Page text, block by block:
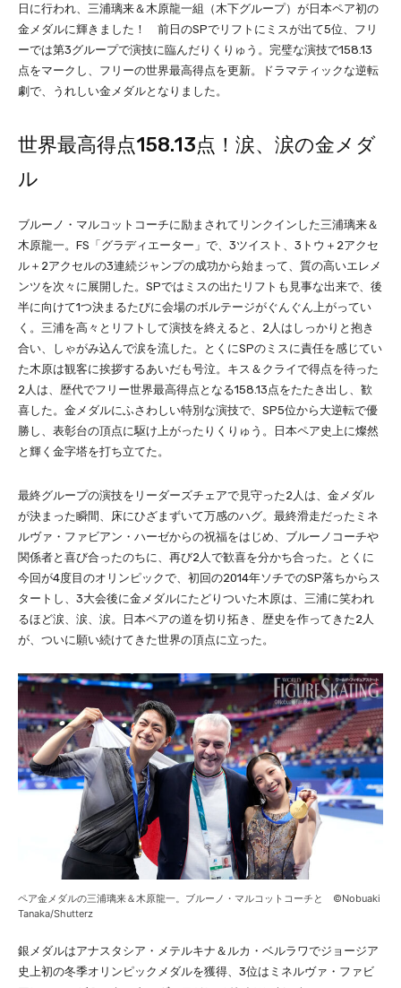
日に行われ、三浦璃来＆木原龍一組（木下グループ）が日本ペア初の
金メダルに輝きました！ 前日のSPでリフトにミスが出て5位、フリ
ーでは第3グループで演技に臨んだりくりゅう。完璧な演技で158.13
点をマークし、フリーの世界最高得点を更新。ドラマティックな逆転
劇で、うれしい金メダルとなりました。
世界最高得点158.13点！涙、涙の金メダ
ル
ブルーノ・マルコットコーチに励まされてリンクインした三浦璃来＆
木原龍一。FS「グラディエーター」で、3ツイスト、3トウ＋2アクセ
ル＋2アクセルの3連続ジャンプの成功から始まって、質の高いエレメ
ンツを次々に展開した。SPではミスの出たリフトも見事な出来で、後
半に向けて1つ決まるたびに会場のボルテージがぐんぐん上がってい
く。三浦を高々とリフトして演技を終えると、2人はしっかりと抱き
合い、しゃがみ込んで涙を流した。とくにSPのミスに責任を感じてい
た木原は観客に挨拶するあいだも号泣。キス＆クライで得点を待った
2人は、歴代でフリー世界最高得点となる158.13点をたたき出し、歓
喜した。金メダルにふさわしい特別な演技で、SP5位から大逆転で優
勝し、表彰台の頂点に駆け上がったりくりゅう。日本ペア史上に燦然
と輝く金字塔を打ち立てた。
最終グループの演技をリーダーズチェアで見守った2人は、金メダル
が決まった瞬間、床にひざまずいて万感のハグ。最終滑走だったミネ
ルヴァ・ファビアン・ハーゼからの祝福をはじめ、ブルーノコーチや
関係者と喜び合ったのちに、再び2人で歓喜を分かち合った。とくに
今回が4度目のオリンピックで、初回の2014年ソチでのSP落ちからス
タートし、3大会後に金メダルにたどりついた木原は、三浦に笑われ
るほど涙、涙、涙。日本ペアの道を切り拓き、歴史を作ってきた2人
が、ついに願い続けてきた世界の頂点に立った。
ペア金メダルの三浦璃来＆木原龍一。ブルーノ・マルコットコーチと ©Nobuaki
Tanaka/Shutterz
銀メダルはアナスタシア・メテルキナ＆ルカ・ベルラワでジョージア
史上初の冬季オリンピックメダルを獲得、3位はミネルヴァ・ファビ